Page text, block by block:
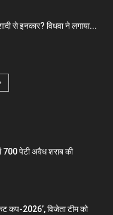
से इनकार? विधवा ने लगाया...
पेटी अवैध शराब की
कप-2026’, विजेता टीम को